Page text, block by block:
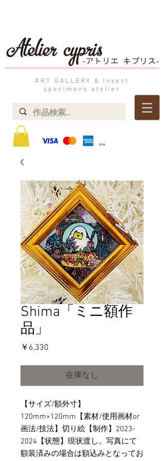
ART GALLERY & Insect
specimens atelier
Shima「ミニ額作
品」
￥6,330
在庫なし
【サイズ/額外寸】
120mm×120mm【素材/使用画材or
画法/技法】切り絵【制作】2023-
2024【状態】現状渡し。写真にて
額装済みの場合は額込みとなってお